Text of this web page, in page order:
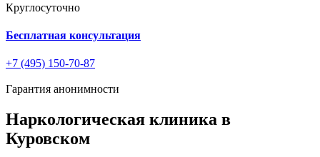
Круглосуточно
Бесплатная консультация
+7 (495) 150-70-87
Гарантия анонимности
Наркологическая клиника в
Куровском